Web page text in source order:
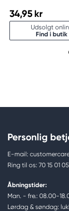
34,95 kr
Udsolgt
Find i butik
Personlig
E-mail:
Ring til os: 70 15 01 05
Åbningstider:
Man. - fre.: 08.00-
Lørdag & søndag: